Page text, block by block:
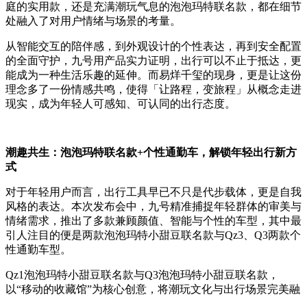
庭的实用款，还是充满潮玩气息的泡泡玛特联名款，都在细节
处融入了对用户情绪与场景的考量。
从智能交互的陪伴感，到外观设计的个性表达，再到安全配置
的全面守护，九号用产品实力证明，出行可以不止于抵达，更
能成为一种生活乐趣的延伸。而易烊千玺的现身，更是让这份
理念多了一份情感共鸣，使得「让路程，变旅程」从概念走进
现实，成为年轻人可感知、可认同的出行态度。
潮趣共生：泡泡玛特联名款+个性通勤车，解锁年轻出行新方
式
对于年轻用户而言，出行工具早已不只是代步载体，更是自我
风格的表达。本次发布会中，九号精准捕捉年轻群体的审美与
情绪需求，推出了多款兼顾颜值、智能与个性的车型，其中最
引人注目的便是两款泡泡玛特小甜豆联名款与Qz3、Q3两款个
性通勤车型。
Qz1泡泡玛特小甜豆联名款与Q3泡泡玛特小甜豆联名款，
以“移动的收藏馆”为核心创意，将潮玩文化与出行场景完美融